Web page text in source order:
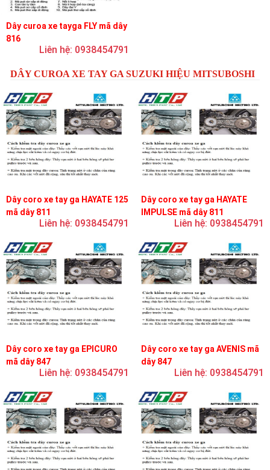
Dây curoa xe tayga FLY mã dây
816
Liên hệ: 0938454791
DÂY CUROA XE TAY GA SUZUKI HIỆU MITSUBOSHI
Dây coro xe tay ga HAYATE 125
mã dây 811
Liên hệ: 0938454791
Dây coro xe tay ga HAYATE
IMPULSE mã dây 811
Liên hệ: 0938454791
Dây coro xe tay ga EPICURO
mã dây 847
Liên hệ: 0938454791
Dây coro xe tay ga AVENIS mã
dây 847
Liên hệ: 0938454791